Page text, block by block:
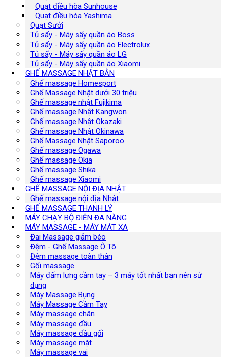
Quạt điều hòa Sunhouse
Quạt điều hòa Yashima
Quạt Sưởi
Tủ sấy - Máy sấy quần áo Boss
Tủ sấy - Máy sấy quần áo Electrolux
Tủ sấy - Máy sấy quần áo LG
Tủ sấy - Máy sấy quần áo Xiaomi
GHẾ MASSAGE NHẬT BẢN
Ghế massage Homesport
Ghế Massage Nhật dưới 30 triệu
Ghế massage nhật Fujikima
Ghế massage Nhật Kangwon
Ghế massage Nhật Okazaki
Ghế massage Nhật Okinawa
Ghế Massage Nhật Saporoo
Ghế massage Ogawa
Ghế massage Okia
Ghế massage Shika
Ghế massage Xiaomi
GHẾ MASSAGE NỘI ĐỊA NHẬT
Ghế massage nội địa Nhật
GHẾ MASSAGE THANH LÝ
MÁY CHẠY BỘ ĐIỆN ĐA NĂNG
MÁY MASSAGE - MÁY MÁT XA
Đai Massage giảm béo
Đệm - Ghế Massage Ô Tô
Đệm massage toàn thân
Gối massage
Máy đấm lưng cầm tay – 3 máy tốt nhất bạn nên sử
dụng
Máy Massage Bụng
Máy Massage Cầm Tay
Máy massage chân
Máy massage đầu
Máy massage đầu gối
Máy massage mặt
Máy massage vai